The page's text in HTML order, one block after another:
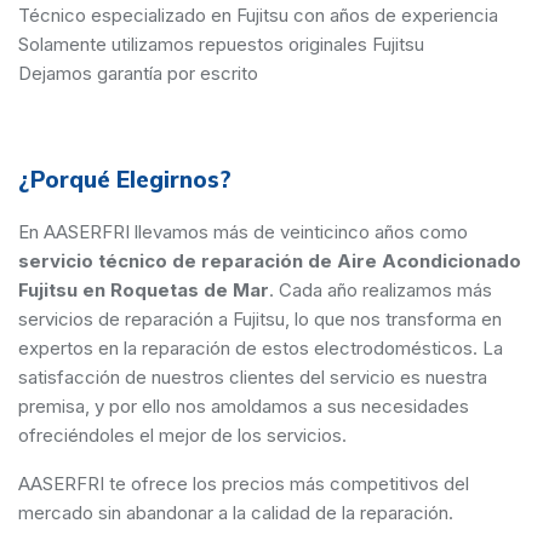
Técnico especializado en Fujitsu con años de experiencia
Solamente utilizamos repuestos originales Fujitsu
Dejamos garantía por escrito
¿Porqué Elegirnos?
En AASERFRI llevamos más de veinticinco años como
servicio técnico de reparación de Aire Acondicionado
Fujitsu en Roquetas de Mar. Cada año realizamos más
servicios de reparación a Fujitsu, lo que nos transforma en
expertos en la reparación de estos electrodomésticos. La
satisfacción de nuestros clientes del servicio es nuestra
premisa, y por ello nos amoldamos a sus necesidades
ofreciéndoles el mejor de los servicios.
AASERFRI te ofrece los precios más competitivos del
mercado sin abandonar a la calidad de la reparación.